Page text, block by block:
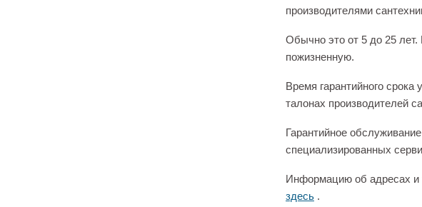
производителями
Обычно это от 5 до 25 лет.
пожизненную.
Время гарантийного срока
талонах производителей
Гарантийное
специализированных
Информацию об адресах и
здесь .